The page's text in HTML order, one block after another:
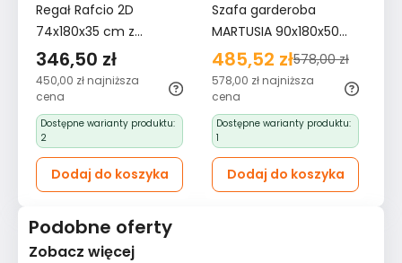
Regał Rafcio 2D
74x180x35 cm z
półkami i drzwiami do
pokoju biura dąb
artisan antracyt
bestseller
346,50 zł
450,00 zł najniższa
cena
Dostępne warianty produktu:
2
Dodaj do koszyka
Szafa garderoba
MARTUSIA 90x180x50
cm drzwi półki do
przedpokoju lub pokoju
biała bestseller
485,52 zł578,00 zł
578,00 zł najniższa
cena
Dostępne warianty produktu:
1
Dodaj do koszyka
Podobne oferty
Zobacz więcej